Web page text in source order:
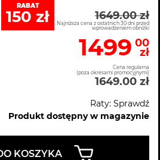
RABAT
150 zł 1649.00 zł
Najniższa cena z ostatnich 30 dni przed
wprowadzeniem obniżki
1499 00
zł
Cena regularna
(poza okresami promocyjnymi)
1649.00 zł
Raty: Sprawdź
Produkt dostępny w magazynie
KOSZYKA